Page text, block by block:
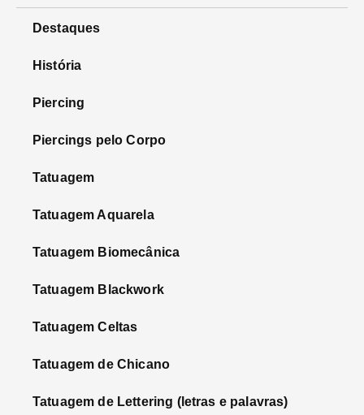
Destaques
História
Piercing
Piercings pelo Corpo
Tatuagem
Tatuagem Aquarela
Tatuagem Biomecânica
Tatuagem Blackwork
Tatuagem Celtas
Tatuagem de Chicano
Tatuagem de Lettering (letras e palavras)